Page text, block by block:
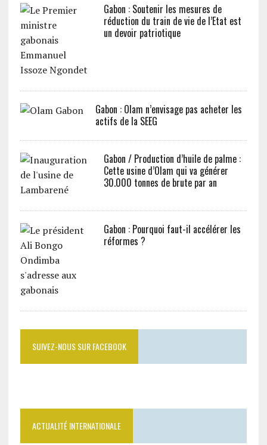
Gabon : Soutenir les mesures de
réduction du train de vie de l’Etat est
un devoir patriotique
Gabon : Olam n’envisage pas acheter les
actifs de la SEEG
Gabon / Production d’huile de palme :
Cette usine d’Olam qui va générer
30.000 tonnes de brute par an
Gabon : Pourquoi faut-il accélérer les
réformes ?
SUIVEZ-NOUS SUR FACEBOOK
ACTUALITÉ INTERNATIONALE